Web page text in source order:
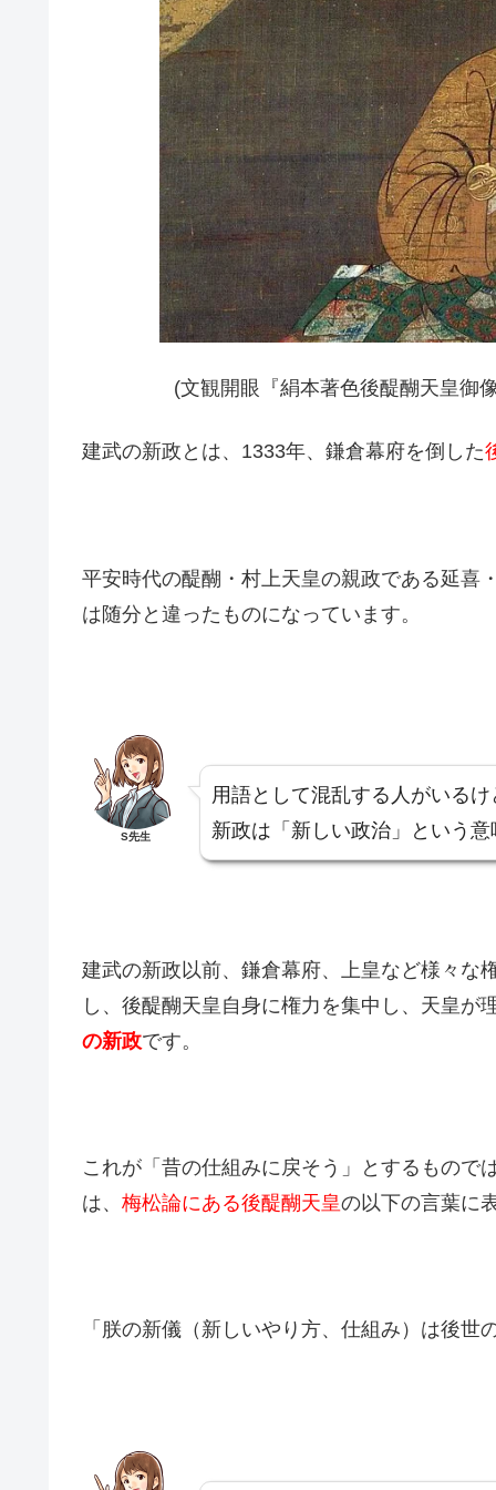
(文観開眼『絹本著色後醍醐天皇御
建武の新政とは、1333年、鎌倉幕府を倒した
平安時代の醍醐・村上天皇の親政である延喜
は随分と違ったものになっています。
S先生
用語として混乱する人がいる
新政は「新しい政治」という
建武の新政以前、鎌倉幕府、上皇など様々な
し、後醍醐天皇自身に権力を集中し、天皇
の新政です。
これが「昔の仕組みに戻そう」とするもので
は、 梅松論にある後醍醐天皇の以下の言葉に
「朕の新儀（新しいやり方、仕組み）は後世